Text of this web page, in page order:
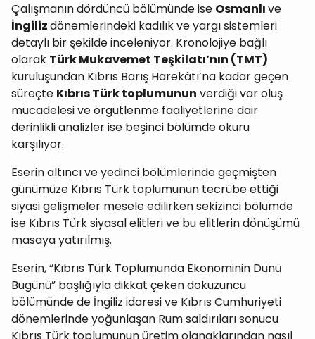
Çalışmanın dördüncü bölümünde ise Osmanlıve
İngilizdönemlerindeki kadılık ve yargı sistemleri
detaylı bir şekilde inceleniyor. Kronolojiye bağlı
olarak Türk Mukavemet Teşkilatı’nın (TMT)
kuruluşundan Kıbrıs Barış Harekâtı’na kadar geçen
süreçte Kıbrıs Türk toplumunun verdiği var oluş
mücadelesi ve örgütlenme faaliyetlerine dair
derinlikli analizler ise beşinci bölümde okuru
karşılıyor.
Eserin altıncı ve yedinci bölümlerinde geçmişten
günümüze Kıbrıs Türk toplumunun tecrübe ettiği
siyasi gelişmeler mesele edilirken sekizinci bölümde
ise Kıbrıs Türk siyasal elitleri ve bu elitlerin dönüşümü
masaya yatırılmış.
Eserin, “Kıbrıs Türk Toplumunda Ekonominin Dünü
Bugünü” başlığıyla dikkat çeken dokuzuncu
bölümünde de İngiliz idaresi ve Kıbrıs Cumhuriyeti
dönemlerinde yoğunlaşan Rum saldırıları sonucu